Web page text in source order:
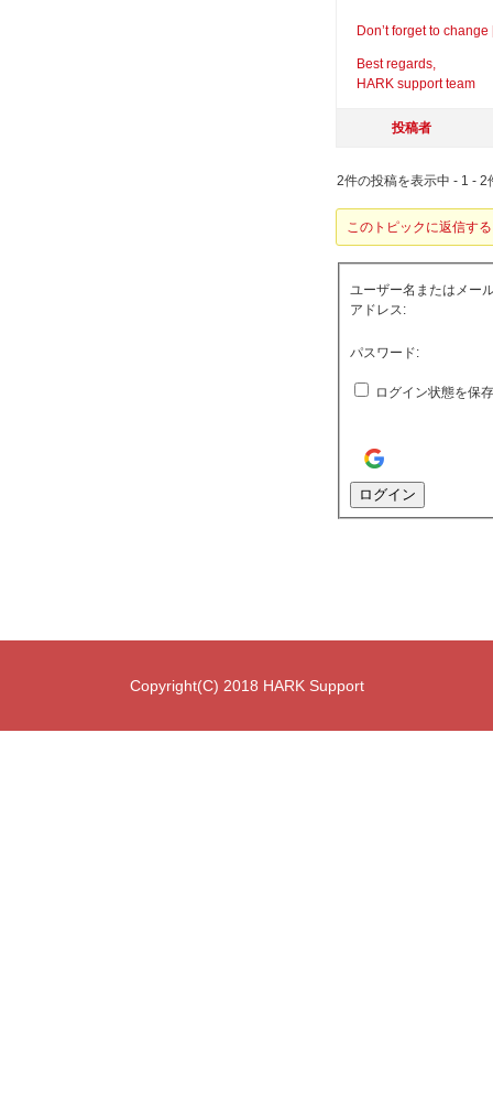
Don’t forget to
Best regards,
HARK support team
投稿者
2件の投稿を表示中 - 1 - 2
このトピックに返信す
ユーザー名またはメー
アドレス:
パスワード:
ログイン状態を保
ログイン
Copyright(C) 2018 HARK Support